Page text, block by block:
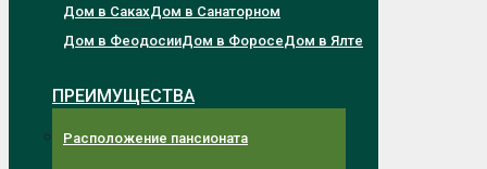
Дом в СакахДом в Санаторном
Дом в ФеодосииДом в ФоросеДом в Ялте
ПРЕИМУЩЕСТВА
Расположение пансионата